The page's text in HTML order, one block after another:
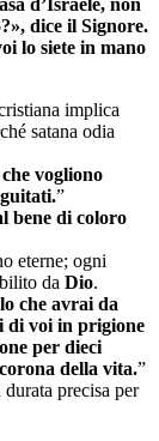
d’Israele, non
dice il Signore.
lo siete in mano
implica
satana odia
vogliono
”
bene di coloro
eterne; ogni
da Dio.
che avrai da
di voi in prigione
per dieci
della vita.”
precisa per